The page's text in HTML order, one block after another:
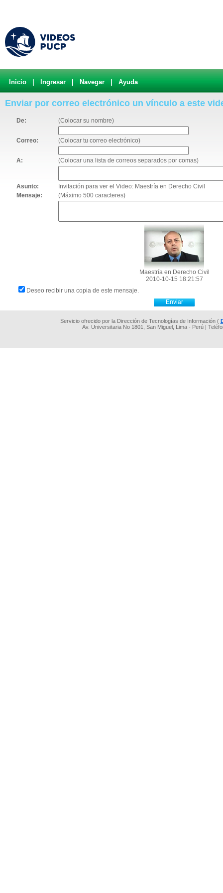
Inicio Ingresar Navegar Ayuda
Enviar por correo electrónico un vínculo a este
De: (Colocar su nombre)
Correo: (Colocar tu correo electrónico)
A: (Colocar una lista de correos separados por comas)
Asunto:
Invitación para ver el Video: Maestría en Derecho Civil
Mensaje:
(Máximo 500 caracteres)
Maestría en Derecho Civil
2010-10-15 18:21:57
Deseo recibir una copia de este mensaje.
Servicio ofrecido por la Dirección de Tecnologías de Información (
Av. Universitaria No 1801, San Miguel, Lima - Perú |